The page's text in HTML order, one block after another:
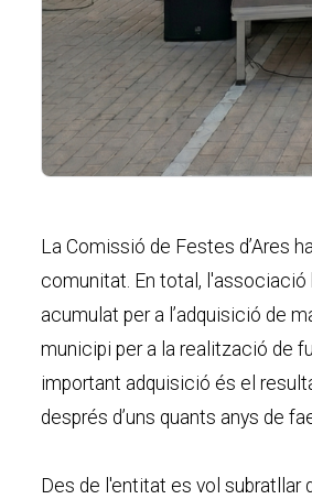
La Comissió de Festes d’Ares
comunitat. En total,
acumulat per a l’adquisició de
municipi per a la realització de
important adquisició és el
després d’uns quants anys de
Des de l'entitat es vol subratllar